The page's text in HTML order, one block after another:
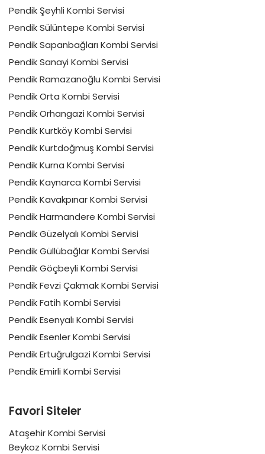
Pendik Şeyhli Kombi Servisi
Pendik Sülüntepe Kombi Servisi
Pendik Sapanbağları Kombi Servisi
Pendik Sanayi Kombi Servisi
Pendik Ramazanoğlu Kombi Servisi
Pendik Orta Kombi Servisi
Pendik Orhangazi Kombi Servisi
Pendik Kurtköy Kombi Servisi
Pendik Kurtdoğmuş Kombi Servisi
Pendik Kurna Kombi Servisi
Pendik Kaynarca Kombi Servisi
Pendik Kavakpınar Kombi Servisi
Pendik Harmandere Kombi Servisi
Pendik Güzelyalı Kombi Servisi
Pendik Güllübağlar Kombi Servisi
Pendik Göçbeyli Kombi Servisi
Pendik Fevzi Çakmak Kombi Servisi
Pendik Fatih Kombi Servisi
Pendik Esenyalı Kombi Servisi
Pendik Esenler Kombi Servisi
Pendik Ertuğrulgazi Kombi Servisi
Pendik Emirli Kombi Servisi
Favori Siteler
Ataşehir Kombi Servisi
Beykoz Kombi Servisi